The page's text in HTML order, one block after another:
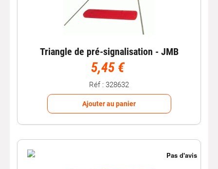
Triangle de pré-signalisation - JMB
5,45 €
Réf : 328632
Ajouter au panier